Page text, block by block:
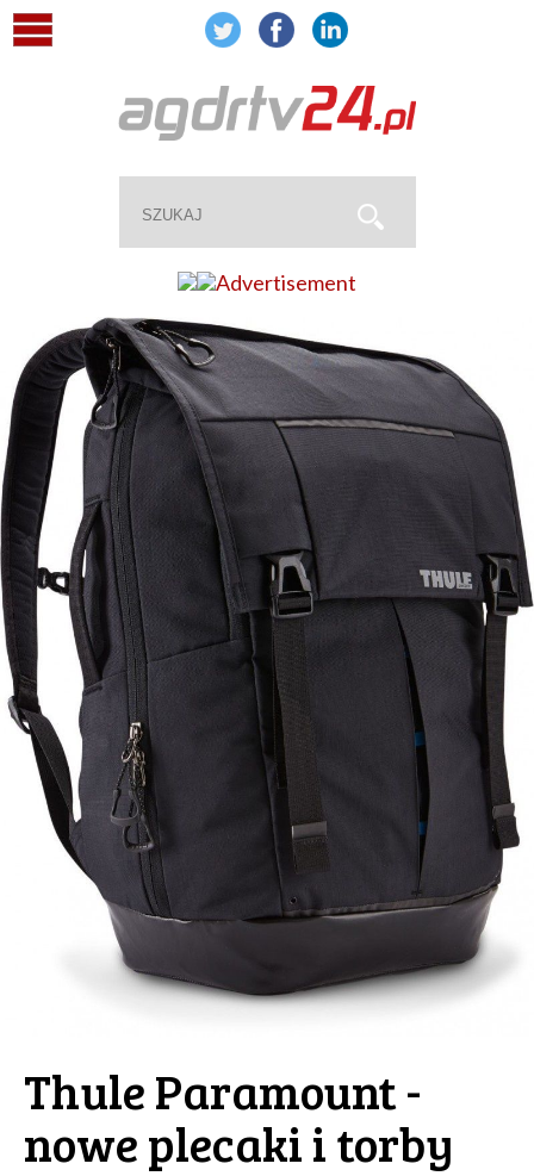
Thule Paramount -
nowe plecaki i torby